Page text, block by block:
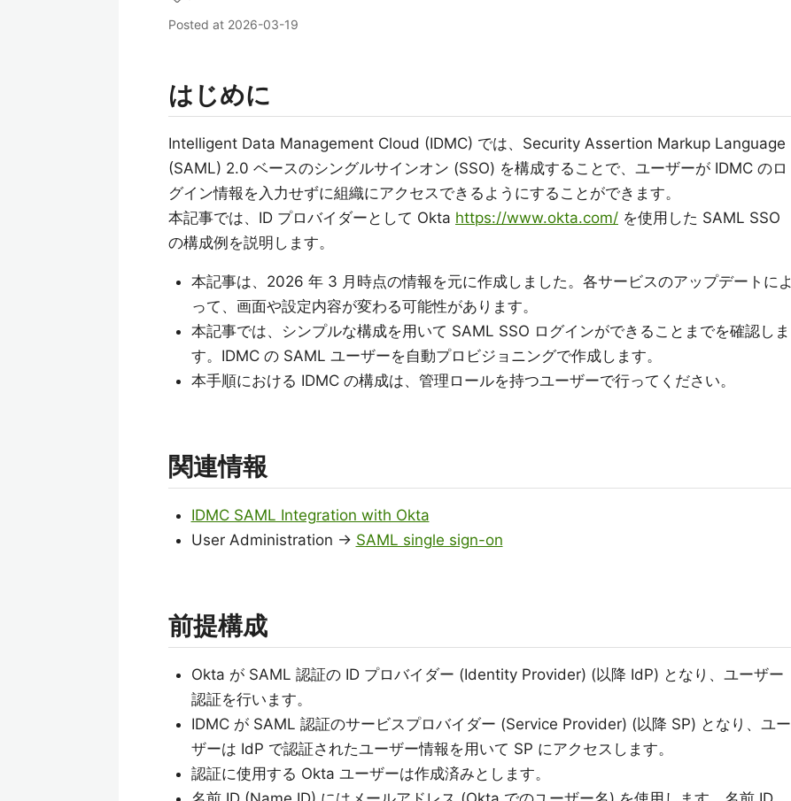
Posted at 2026-03-19
はじめに
Intelligent Data Management Cloud (IDMC) では、Security Assertion Markup Language
(SAML) 2.0 ベースのシングルサインオン (SSO) を構成することで、ユーザーが IDMC のロ
グイン情報を入力せずに組織にアクセスできるようにすることができます。
本記事では、ID プロバイダーとして Okta https://www.okta.com/ を使用した SAML SSO
の構成例を説明します。
本記事は、2026 年 3 月時点の情報を元に作成しました。各サービスのアップデートによ
って、画面や設定内容が変わる可能性があります。
本記事では、シンプルな構成を用いて SAML SSO ログインができることまでを確認しま
す。IDMC の SAML ユーザーを自動プロビジョニングで作成します。
本手順における IDMC の構成は、管理ロールを持つユーザーで行ってください。
関連情報
IDMC SAML Integration with Okta
User Administration -> SAML single sign-on
前提構成
Okta が SAML 認証の ID プロバイダー (Identity Provider) (以降 IdP) となり、ユーザー
認証を行います。
IDMC が SAML 認証のサービスプロバイダー (Service Provider) (以降 SP) となり、ユー
ザーは IdP で認証されたユーザー情報を用いて SP にアクセスします。
認証に使用する Okta ユーザーは作成済みとします。